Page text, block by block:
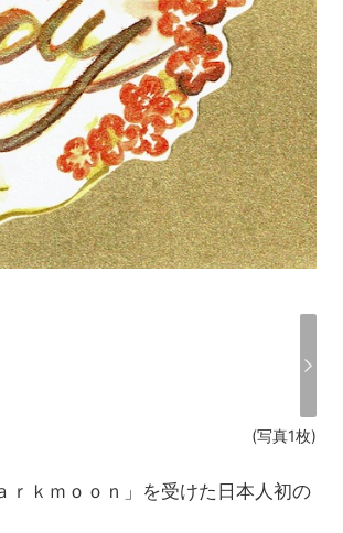
(写真1枚)
ｒｋｍｏｏｎ」を受けた日本人初の